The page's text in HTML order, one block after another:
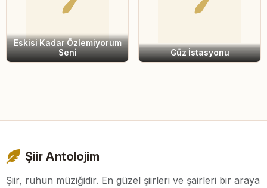
Eskisi Kadar Özlemiyorum
Seni
Güz İstasyonu
Şiir Antolojim
Şiir, ruhun müziğidir. En güzel şiirleri ve şairleri bir araya